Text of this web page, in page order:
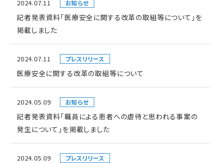
2024.07.11 お知らせ
記者発表資料「医療安全に関する改革の取組等について」を
掲載しました
2024.07.11 プレスリリース
医療安全に関する改革の取組等について
2024.05.09 お知らせ
記者発表資料「職員による患者への虐待と思われる事案の
発生について」を掲載しました
2024.05.09 プレスリリース